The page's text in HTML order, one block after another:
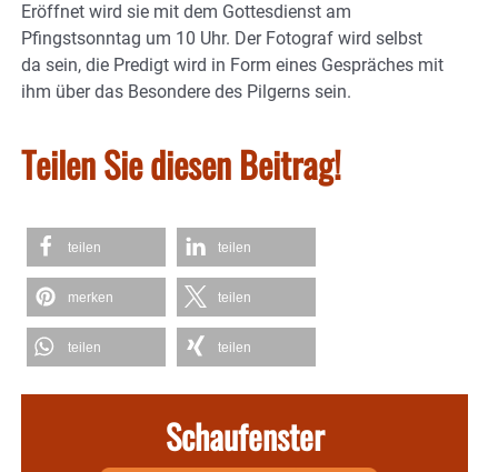
Eröffnet wird sie mit dem Gottesdienst am
Pfingstsonntag um 10 Uhr. Der Fotograf wird selbst
da sein, die Predigt wird in Form eines Gespräches mit
ihm über das Besondere des Pilgerns sein.
Teilen Sie diesen Beitrag!
teilen teilen
merken teilen
teilen teilen
Schaufenster